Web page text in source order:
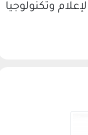
وتكنولوجيا